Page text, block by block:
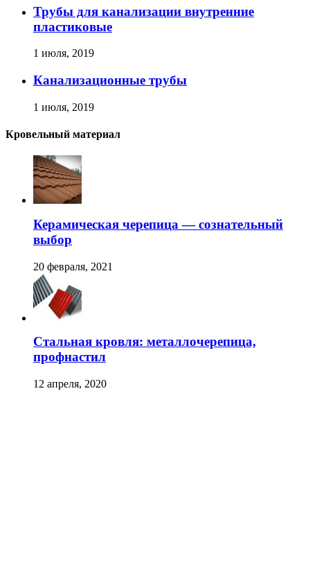
Трубы для канализации внутренние
пластиковые
1 июля, 2019
Канализационные трубы
1 июля, 2019
Кровельный материал
Керамическая черепица — сознательный
выбор
20 февраля, 2021
Стальная кровля: металлочерепица,
профнастил
12 апреля, 2020